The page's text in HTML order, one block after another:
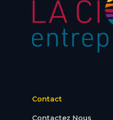
Contact
Contactez Nous